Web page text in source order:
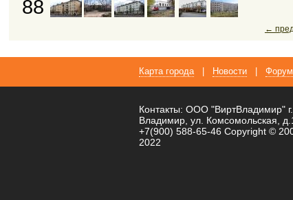
88
←
Карта города Новости Форум
Контакты: ООО "ВиртВладимир" г.
Владимир, ул. Комсомольская,
+7(900) 588-65-46 Copyright ©
2022